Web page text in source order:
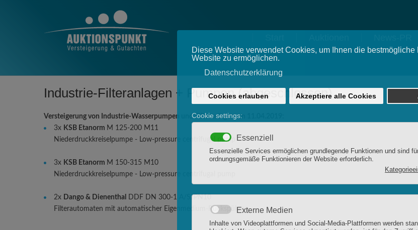
Industrie-Filteranlagen + Pumpen (abgeschlossen)
Versteigerung von Industrie-Wasserpumpen und Filteranlagen am 11.04.2019:
3x KSB Etanorm M 125-200 M11
Niederdruckkreiselpumpe - Low-pressure centrifugal pump
3x KSB Etanorm M 150-315 M10
Niederdruckkreiselpumpe - Low-pressure centrifugal pump
2x Dango & Dienenthal
DDF DN 300-1 A/S/PN10
Filterautomaten mit automatischer Eigenmedium-Rückspülung.